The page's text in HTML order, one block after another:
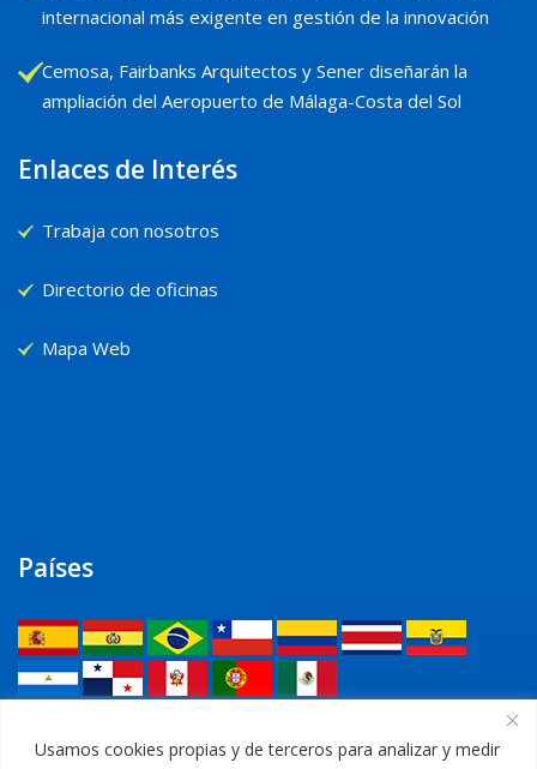
Usamos cookies propias y de terceros para analizar y medir
internacional más exigente en gestión de la innovación
Cemosa, Fairbanks Arquitectos y Sener diseñarán la
ampliación del Aeropuerto de Málaga-Costa del Sol
Enlaces de Interés
Trabaja con nosotros
Directorio de oficinas
Mapa Web
Países
Legal